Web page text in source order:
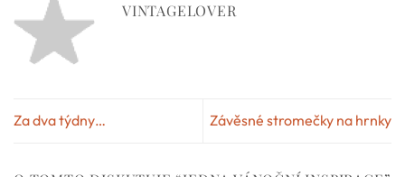
VINTAGELOVER
Za dva týdny… Závěsné stromečky na hrnky